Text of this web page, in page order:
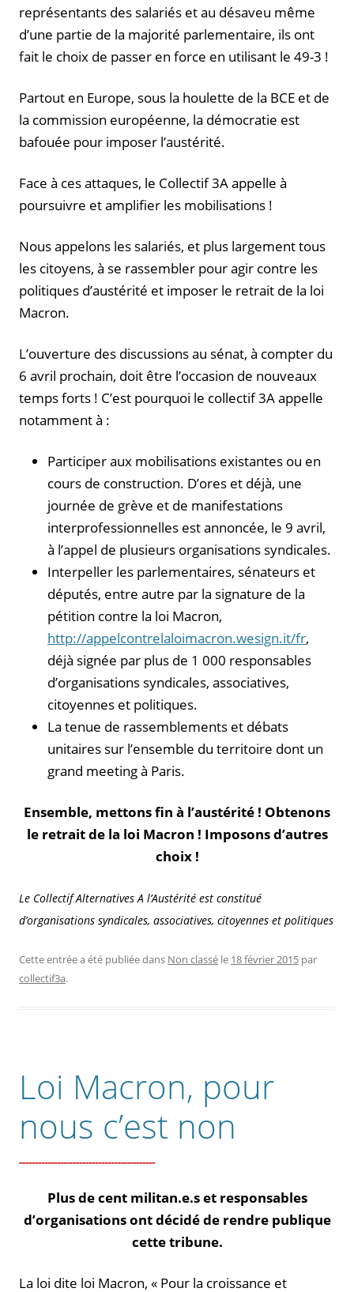
représentants des salariés et au désaveu même
d’une partie de la majorité parlementaire, ils ont
fait le choix de passer en force en utilisant le 49-3 !
Partout en Europe, sous la houlette de la BCE et de
la commission européenne, la démocratie est
bafouée pour imposer l’austérité.
Face à ces attaques, le Collectif 3A appelle à
poursuivre et amplifier les mobilisations !
Nous appelons les salariés, et plus largement tous
les citoyens, à se rassembler pour agir contre les
politiques d’austérité et imposer le retrait de la loi
Macron.
L’ouverture des discussions au sénat, à compter du
6 avril prochain, doit être l’occasion de nouveaux
temps forts ! C’est pourquoi le collectif 3A appelle
notamment à :
Participer aux mobilisations existantes ou en
cours de construction. D’ores et déjà, une
journée de grève et de manifestations
interprofessionnelles est annoncée, le 9 avril,
à l’appel de plusieurs organisations syndicales.
Interpeller les parlementaires, sénateurs et
députés, entre autre par la signature de la
pétition contre la loi Macron,
http://appelcontrelaloimacron.wesign.it/fr,
déjà signée par plus de 1 000 responsables
d’organisations syndicales, associatives,
citoyennes et politiques.
La tenue de rassemblements et débats
unitaires sur l’ensemble du territoire dont un
grand meeting à Paris.
Ensemble, mettons fin à l’austérité ! Obtenons
le retrait de la loi Macron ! Imposons d’autres
choix !
Le Collectif Alternatives A l’Austérité est constitué
d’organisations syndicales, associatives, citoyennes et politiques
Cette entrée a été publiée dans Non classé le 18 février 2015 par
collectif3a.
Loi Macron, pour
nous c’est non
Plus de cent militan.e.s et responsables
d’organisations ont décidé de rendre publique
cette tribune.
La loi dite loi Macron, « Pour la croissance et